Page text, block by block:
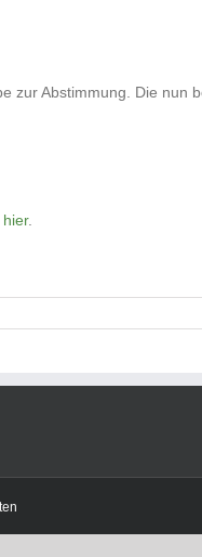
zur Abstimmung. Die nun
hier.